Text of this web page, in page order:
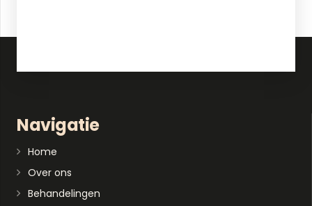
Navigatie
Home
Over ons
Behandelingen